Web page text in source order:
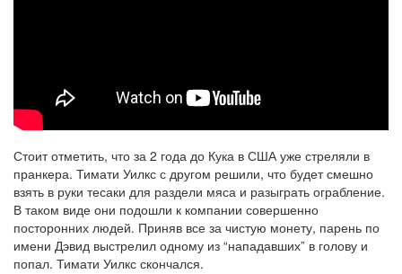
Стоит отметить, что за 2 года до Кука в США уже стреляли в
пранкера. Тимати Уилкс с другом решили, что будет смешно
взять в руки тесаки для раздели мяса и разыграть ограбление.
В таком виде они подошли к компании совершенно
посторонних людей. Приняв все за чистую монету, парень по
имени Дэвид выстрелил одному из “нападавших” в голову и
попал. Тимати Уилкс скончался.